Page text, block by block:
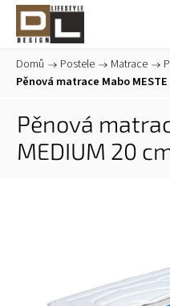
Domů / Postele / Matrace /
Pěnová matrace Mabo MESTE
Pěnová
MEDIUM 20